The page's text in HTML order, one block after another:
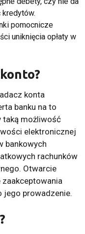
kredytów.
pomocnicze
uniknięcia opłaty w
konta
banku na to
taką możliwość
elektronicznej
bankowych
rachunków
Otwarcie
zaakceptowania
jego prowadzenie.